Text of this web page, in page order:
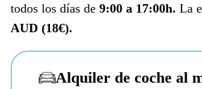
todos los días de 9:00 a 17:00h. La
AUD (18€).
Alquiler de coche al